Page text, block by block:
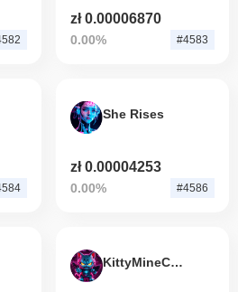
zł 0.00006870
0.00% #4583
She Rises
zł 0.00004253
0.00% #4586
KittyMineCoin